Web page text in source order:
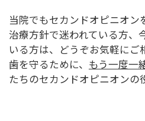
当院でもセカンドオピニオン
治療方針で迷われている方、
いる方は、どうぞお気軽にご
歯を守るために、 もう一度一
たちのセカンドオピニオンの